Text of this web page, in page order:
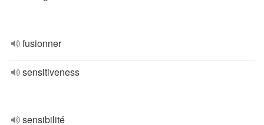
fusionner
sensitiveness
sensibilité